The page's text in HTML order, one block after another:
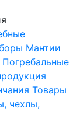
Мантии
Погребальные
Товары
чехлы,